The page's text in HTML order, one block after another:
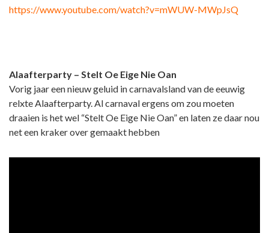
https://www.youtube.com/watch?v=mWUW-MWpJsQ
Alaafterparty – Stelt Oe Eige Nie Oan
Vorig jaar een nieuw geluid in carnavalsland van de eeuwig
relxte Alaafterparty. Al carnaval ergens om zou moeten
draaien is het wel “Stelt Oe Eige Nie Oan” en laten ze daar nou
net een kraker over gemaakt hebben